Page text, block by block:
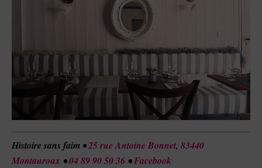
Histoire sans faim •25 rue Antoine Bonnet, 83440
Montauroux •04 89 90 50 36 •Facebook